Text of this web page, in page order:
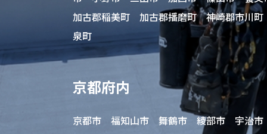
加古郡稲美町 加古郡播磨町 神崎郡市川
泉町
京都府内
京都市 福知山市 舞鶴市 綾部市 宇治